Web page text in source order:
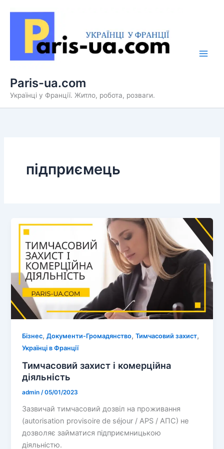
Paris-ua.com
Українці у Франції. Житло, робота, розваги.
підприємець
Бізнес,Документи-Громадянство,Тимчасовий захист,
Українці в Франції
Тимчасовий захист і комерційна
діяльність
admin/05/01/2023
Зазвичай тимчасовий дозвіл на проживання
(autorisation provisoire de séjour / APS / АПС) не
дозволяє займатися підприємницькою
діяльністю.